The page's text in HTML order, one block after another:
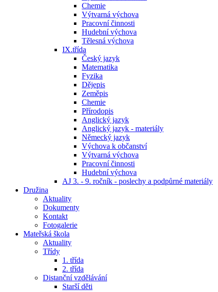
Chemie
Výtvarná výchova
Pracovní činnosti
Hudební výchova
Tělesná výchova
IX.třída
Český jazyk
Matematika
Fyzika
Dějepis
Zeměpis
Chemie
Přírodopis
Anglický jazyk
Anglický jazyk - materiály
Německý jazyk
Výchova k občanství
Výtvarná výchova
Pracovní činnosti
Hudební výchova
AJ 3. - 9. ročník - poslechy a podpůrné materiály
Družina
Aktuality
Dokumenty
Kontakt
Fotogalerie
Mateřská škola
Aktuality
Třídy
1. třída
2. třída
Distanční vzdělávání
Starší děti